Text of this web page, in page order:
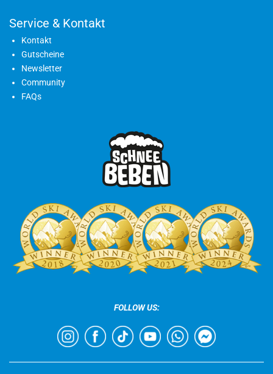
Service & Kontakt
Kontakt
Gutscheine
Newsletter
Community
FAQs
FOLLOW US: